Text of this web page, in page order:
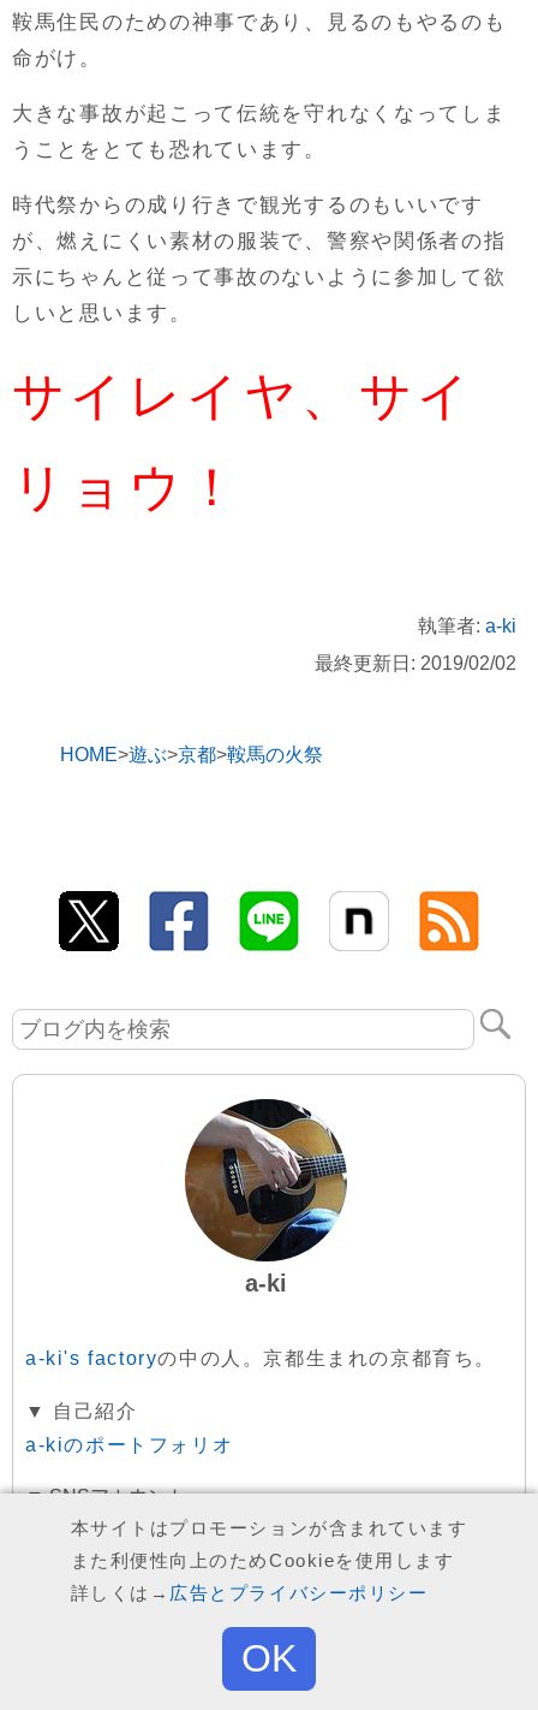
鞍馬住民のための神事であり、見るのもやるのも
命がけ。
大きな事故が起こって伝統を守れなくなってしま
うことをとても恐れています。
時代祭からの成り行きで観光するのもいいです
が、燃えにくい素材の服装で、警察や関係者の指
示にちゃんと従って事故のないように参加して欲
しいと思います。
サイレイヤ、サイ
リョウ！
執筆者: a-ki
最終更新日: 2019/02/02
HOME 遊ぶ 京都 鞍馬の火祭
a-ki
a-ki's factoryの中の人。京都生まれの京都育ち。
▼ 自己紹介
a-kiのポートフォリオ
▼ SNSアカウント
facebook
本サイトはプロモーションが含まれています
また利便性向上のためCookieを使用します
詳しくは→ 広告とプライバシーポリシー
OK